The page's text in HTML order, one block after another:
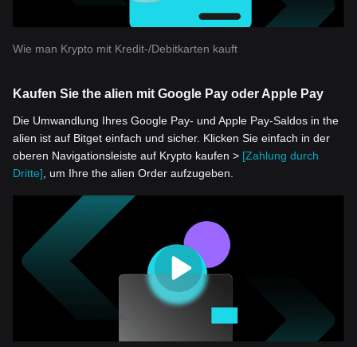
Wie man Krypto mit Kredit-/Debitkarten kauft
Kaufen Sie the alien mit Google Pay oder Apple Pay
Die Umwandlung Ihres Google Pay- und Apple Pay-Saldos in the
alien ist auf Bitget einfach und sicher. Klicken Sie einfach in der
oberen Navigationsleiste auf Krypto kaufen > [Zahlung durch
Dritte], um Ihre the alien Order aufzugeben.